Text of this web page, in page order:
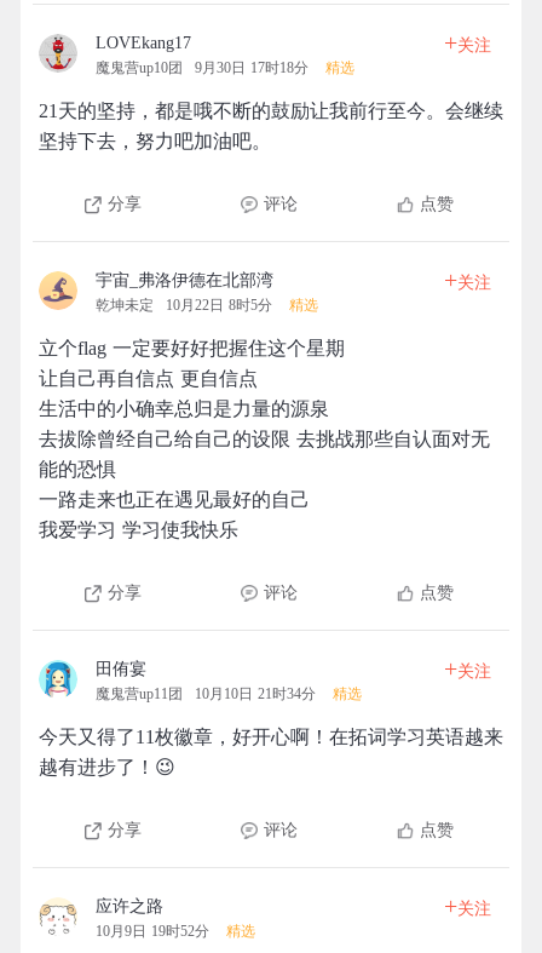
LOVEkang17
魔鬼营up10团 9月30日 17时18分 精选
+关注
21天的坚持，都是哦不断的鼓励让我前行至今。会继续
坚持下去，努力吧加油吧。
分享 评论 点赞
宇宙_弗洛伊德在北部湾
乾坤未定 10月22日 8时5分 精选
+关注
立个flag 一定要好好把握住这个星期
让自己再自信点 更自信点
生活中的小确幸总归是力量的源泉
去拔除曾经自己给自己的设限 去挑战那些自认面对无
能的恐惧
一路走来也正在遇见最好的自己
我爱学习 学习使我快乐
分享 评论 点赞
田侑宴
魔鬼营up11团 10月10日 21时34分 精选
+关注
今天又得了11枚徽章，好开心啊！在拓词学习英语越来
越有进步了！😉
分享 评论 点赞
应许之路
10月9日 19时52分 精选
+关注